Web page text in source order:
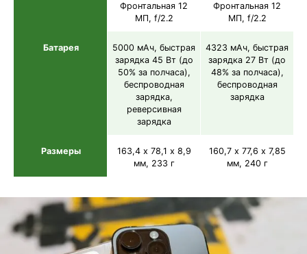
Фронтальная 12
МП, f/2.2
Фронтальная 12
МП, f/2.2
Батарея
5000 мАч, быстрая
зарядка 45 Вт (до
50% за полчаса),
беспроводная
зарядка,
реверсивная
зарядка
4323 мАч, быстрая
зарядка 27 Вт (до
48% за полчаса),
беспроводная
зарядка
Размеры
163,4 х 78,1 х 8,9
мм, 233 г
160,7 х 77,6 х 7,85
мм, 240 г